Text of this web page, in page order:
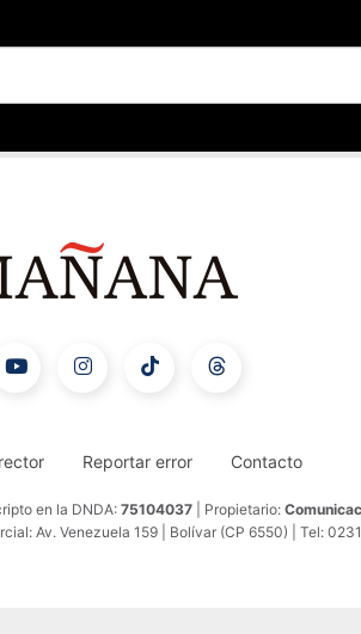
Reportar error Contacto
en la DNDA:75104037 | Propietario:
Av. Venezuela 159 | Bolívar (CP 6550) | Tel: